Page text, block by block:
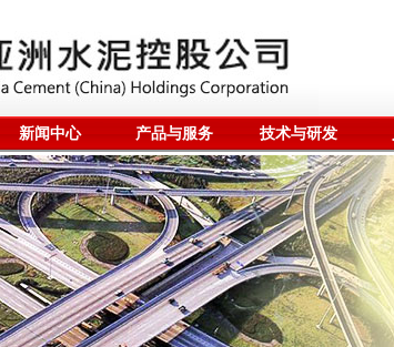
新闻中心 产品与服务 技术与研发